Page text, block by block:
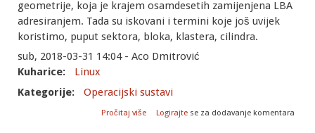
geometrije, koja je krajem osamdesetih zamijenjena LBA
adresiranjem. Tada su iskovani i termini koje još uvijek
koristimo, puput sektora, bloka, klastera, cilindra.
sub, 2018-03-31 14:04 - Aco Dmitrović
Kuharice:
Linux
Kategorije:
Operacijski sustavi
Pročitaj više o Adresiranje sektora na diskovima
Logirajte se za dodavanje komentara